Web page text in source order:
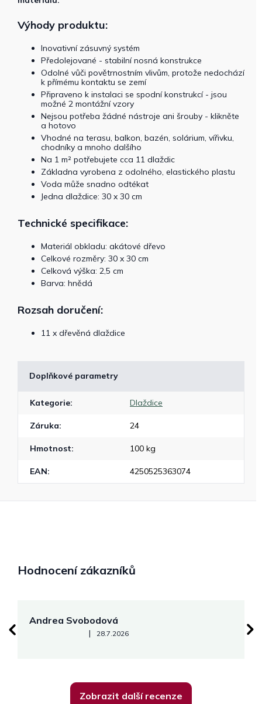
Výhody produktu:
Inovativní zásuvný systém
Předolejované - stabilní nosná konstrukce
Odolné vůči povětrnostním vlivům, protože nedochází
k přímému kontaktu se zemí
Připraveno k instalaci se spodní konstrukcí - jsou
možné 2 montážní vzory
Nejsou potřeba žádné nástroje ani šrouby - klikněte
a hotovo
Vhodné na terasu, balkon, bazén, solárium, vířivku,
chodníky a mnoho dalšího
Na 1 m² potřebujete cca 11 dlaždic
Základna vyrobena z odolného, ​​elastického plastu
Voda může snadno odtékat
Jedna dlaždice: 30 x 30 cm
Technické specifikace:
Materiál obkladu: akátové dřevo
Celkové rozměry: 30 x 30 cm
Celková výška: 2,5 cm
Barva: hnědá
Rozsah doručení:
11 x dřevěná dlaždice
Doplňkové parametry
Kategorie: Dlaždice
Záruka: 24
Hmotnost: 100 kg
EAN: 4250525363074
Hodnocení zákazníků
Andrea Svobodová
Hodnocení obchodu je 5 z 5 hvězdiček.
| 28.7.2026
Zobrazit další recenze